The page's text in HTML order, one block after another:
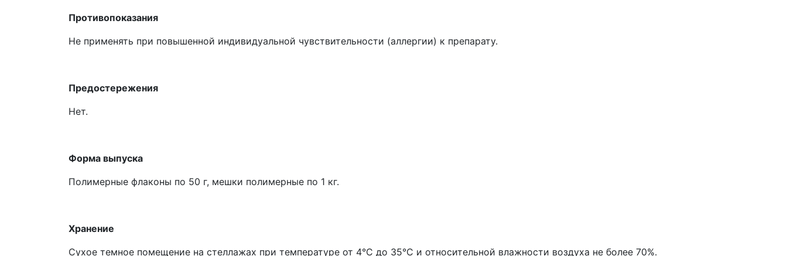
Противопоказания
Не применять при повышенной индивидуальной чувствительности (аллергии) к препарату.
Предостережения
Нет.
Форма выпуска
Полимерные флаконы по 50 г, мешки полимерные по 1 кг.
Хранение
Сухое темное помещение на стеллажах при температуре от 4°С до 35°С и относительной влажности воздуха не более 70%.